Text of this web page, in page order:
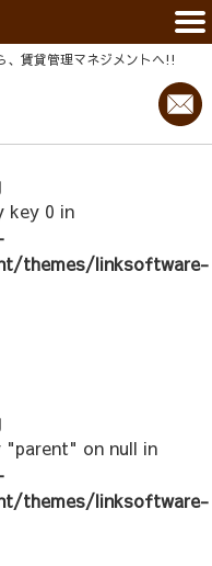
、賃貸管理マネジメントヘ!!
key 0 in
themes/linksoftware-
on null in
themes/linksoftware-